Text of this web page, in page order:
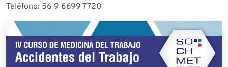
Teléfono: 56 9 6699 7720